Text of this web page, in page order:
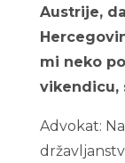
Austrije,
mi neko
vikendicu,
Advokat: